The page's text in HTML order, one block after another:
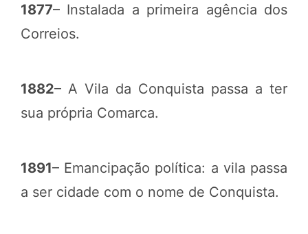
1877– Instalada a primeira agência dos
Correios.
1882– A Vila da Conquista passa a ter
sua própria Comarca.
1891– Emancipação política: a vila passa
a ser cidade com o nome de Conquista.